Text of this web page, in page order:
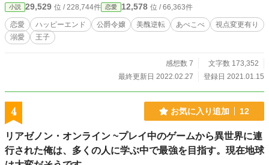
観を持ったまま産まれた私。 そんな中、月の王子と呼ばれる、この国の第一王
子、レオナード殿下の話し相手になることに。 だがしかし、初めて会う王子
は、何故か衝立の向こうに隠れたままで…？ これは、黒豚と呼ばれるほどに美
しい令嬢が、月の王子と呼ばれる不憫な王子を甘やかして幸せにするお話。 ※
小説 29,529 位 / 228,744件 恋愛 12,578 位 / 66,363件
恋愛 ハッピーエンド 公爵令嬢 美醜逆転 あべこべ
視点変更有り
溺愛
王子
感想数 7
文字数 173,352
最終更新日 2022.02.27
登録日 2021.01.15
4 お気に入り追加 12
リアゼノン・オンライン ~プレイ中のゲームから異世界に連
行された俺は、多くの人に学ぶ中で最強を目指す。現在地球